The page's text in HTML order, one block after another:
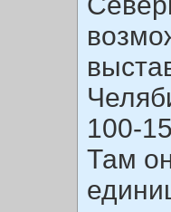
100-
Там